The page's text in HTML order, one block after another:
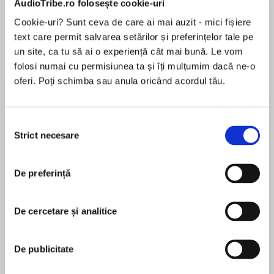
AudioTribe.ro folosește cookie-uri
Cookie-uri? Sunt ceva de care ai mai auzit - mici fișiere
text care permit salvarea setărilor și preferințelor tale pe
un site, ca tu să ai o experiență cât mai bună. Le vom
folosi numai cu permisiunea ta și îți mulțumim dacă ne-o
oferi. Poți schimba sau anula oricând acordul tău.
consimțământului
Strict necesare
De preferință
De cercetare și analitice
De publicitate
Desprecarte
Together they may create a scandal worthy of
the stage, but can their love last after the final
Successful playwright Maggie Delamere has no
Cameron, Viscount Marwood. She once paid
dearly for a moment of weakness…and vows to
handsome—scoundrel at every turn. But when
pressure to deliver a new play hampers her
creativity, an invitation to use his country estate
as a writer’s retreat is too tempting to resist....
pentru această carte
Eva Leigh is a USA Today bestselling romance